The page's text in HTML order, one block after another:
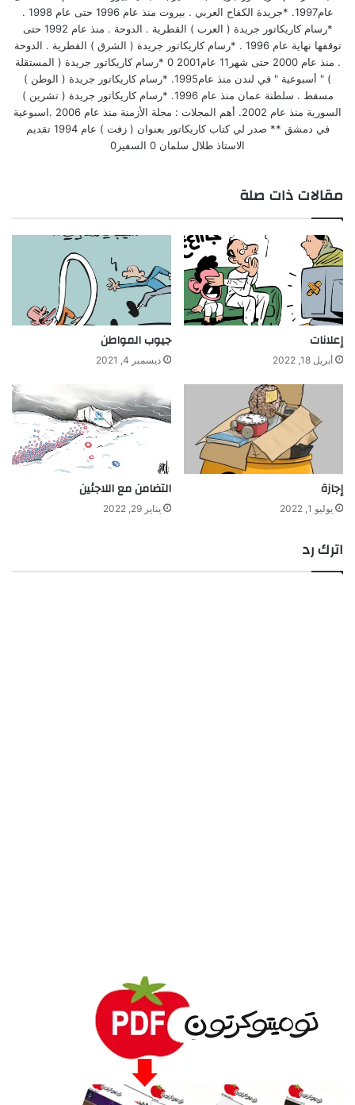
عام1997. *جريدة الكفاح العربي . بيروت منذ عام 1996 حتى عام 1998 .
*رسام كاريكاتور جريدة ( العرب ) القطرية . الدوحة . منذ عام 1992 حتى
توقفها نهاية عام 1996 . *رسام كاريكاتور جريدة ( الشرق ) القطرية . الدوحة
. منذ عام 2000 حتى شهر11 عام2001 0 *رسام كاريكاتور جريدة ( المستقلة
) " أسبوعية " في لندن منذ عام1995. *رسام كاريكاتور جريدة ( الوطن )
مسقط . سلطنة عمان منذ عام 1996. *رسام كاريكاتور جريدة ( تشرين )
السورية منذ عام 2002. أهم المجلات : مجلة الأزمنة منذ عام 2006 .اسبوعية
في دمشق ** صدر لي كتاب كاريكاتور بعنوان ( زفت ) عام 1994 تقديم
الاستاذ طلال سلمان 0 السفير0
مقالات ذات صلة
إعلانات
أبريل 18, 2022
جيوب المواطن
ديسمبر 4, 2021
إجازة
يوليو 1, 2022
التضامن مع اللاجئين
يناير 29, 2022
اترك رد